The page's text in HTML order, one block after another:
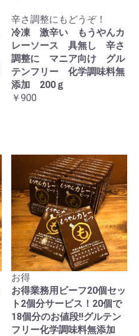
辛さ調整にもどうぞ！
冷凍 激辛い もうやんカ
レーソース 具無し 辛さ
調整に マニア向け グル
テンフリー 化学調味料無
添加 200ｇ
￥900
お得
お得業務用ビーフ20個セッ
ト2個分サービス！20個で
18個分のお値段!!グルテン
フリー化学調味料無添加